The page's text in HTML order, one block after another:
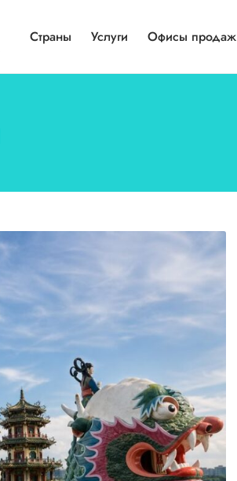
Страны Услуги Офисы продаж